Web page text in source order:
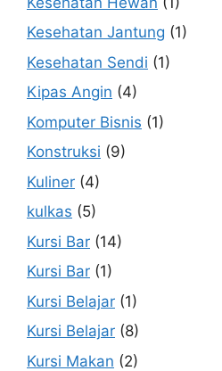
Kesehatan Jantung (1)
Kesehatan Sendi (1)
Kipas Angin (4)
Komputer Bisnis (1)
Konstruksi (9)
Kuliner (4)
kulkas (5)
Kursi Bar (14)
Kursi Bar (1)
Kursi Belajar (1)
Kursi Belajar (8)
Kursi Makan (2)